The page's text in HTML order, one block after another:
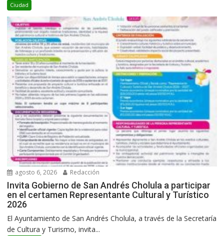
Ciudad
agosto 6, 2026 Redacción
Invita Gobierno de San Andrés Cholula a participar
en el certamen Representante Cultural y Turístico
2026
El Ayuntamiento de San Andrés Cholula, a través de la Secretaría
de Cultura y Turismo, invita...